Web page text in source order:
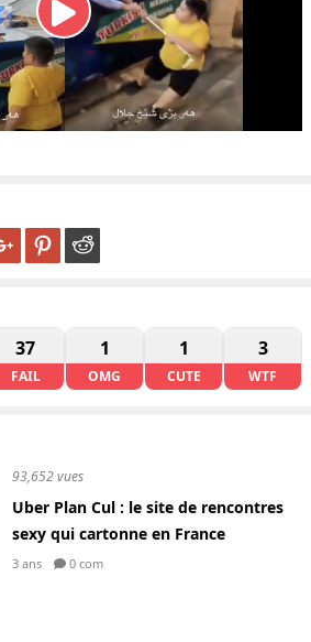
37
FAIL
1
OMG
1
CUTE
3
WTF
93,652 vues
Uber Plan Cul : le site de rencontres
sexy qui cartonne en France
3 ans 0 com